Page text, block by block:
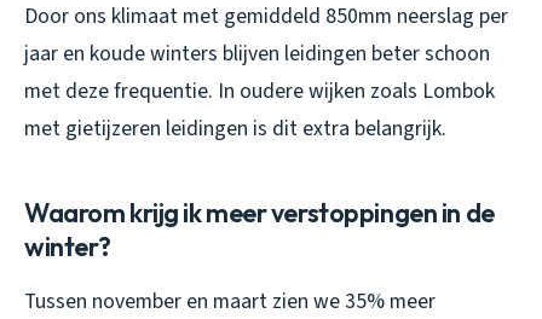
Door ons klimaat met gemiddeld 850mm neerslag per
jaar en koude winters blijven leidingen beter schoon
met deze frequentie. In oudere wijken zoals Lombok
met gietijzeren leidingen is dit extra belangrijk.
Waarom krijg ik meer verstoppingen in de
winter?
Tussen november en maart zien we 35% meer